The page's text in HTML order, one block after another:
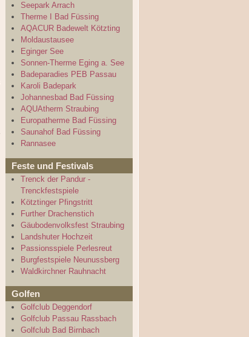
Seepark Arrach
Therme I Bad Füssing
AQACUR Badewelt Kötzting
Moldaustausee
Eginger See
Sonnen-Therme Eging a. See
Badeparadies PEB Passau
Karoli Badepark
Johannesbad Bad Füssing
AQUAtherm Straubing
Europatherme Bad Füssing
Saunahof Bad Füssing
Rannasee
Feste und Festivals
Trenck der Pandur -
Trenckfestspiele
Kötztinger Pfingstritt
Further Drachenstich
Gäubodenvolksfest Straubing
Landshuter Hochzeit
Passionsspiele Perlesreut
Burgfestspiele Neunussberg
Waldkirchner Rauhnacht
Golfen
Golfclub Deggendorf
Golfclub Passau Rassbach
Golfclub Bad Birnbach